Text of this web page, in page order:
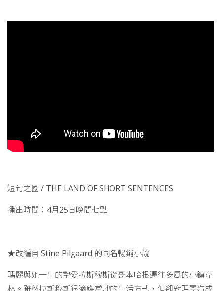
短句之國 / THE LAND OF SHORT SENTENCES
播出時間：4月25日晚間七點
★改編自 Stine Pilgaard 的同名暢銷小說
瑪麗與她一生的摯愛拉斯穆斯從哥本哈根遷往多風的小鎮韋
林。雖然拉斯穆斯很適應當地的生活方式，但卻對瑪麗造成